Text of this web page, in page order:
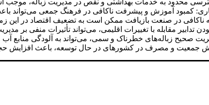
کمبود آموزش و پیشرفت ناکافی در فرهنگ جمعی می‌تواند
ناکافی در صنعت بازیافت ممکن است به تضعیف اقتصاد در این
تدابیر مقابله با تغییرات اقلیمی، می‌تواند تأثیرات منفی بر
صحیح زباله‌های خطرناک و سمی، می‌تواند به آلودگی منابع
جمعیت و مصرف در کشورهای در حال توسعه، باعث افزایش